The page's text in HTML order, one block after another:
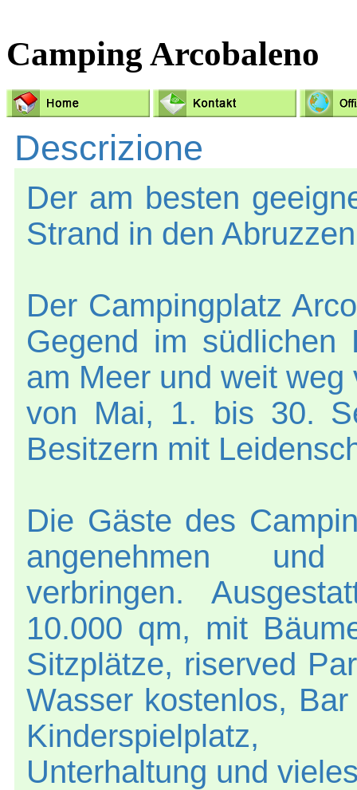
Camping Arcobaleno
Descrizione
Der am besten
Strand in den
Der Campingplatz
Gegend im südlichen
am Meer und weit
von Mai, 1. bis 30.
Besitzern mit
Die Gäste des
angenehmen und
verbringen.
10.000 qm, mit
Sitzplätze, riserved
Wasser kostenlos,
Kinderspielplatz,
Unterhaltung und